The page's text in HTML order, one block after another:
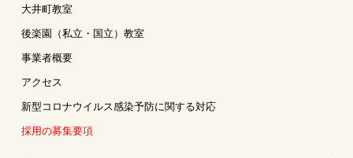
大井町教室
後楽園（私立・国立）教室
事業者概要
アクセス
新型コロナウイルス感染予防に関する対応
採用の募集要項